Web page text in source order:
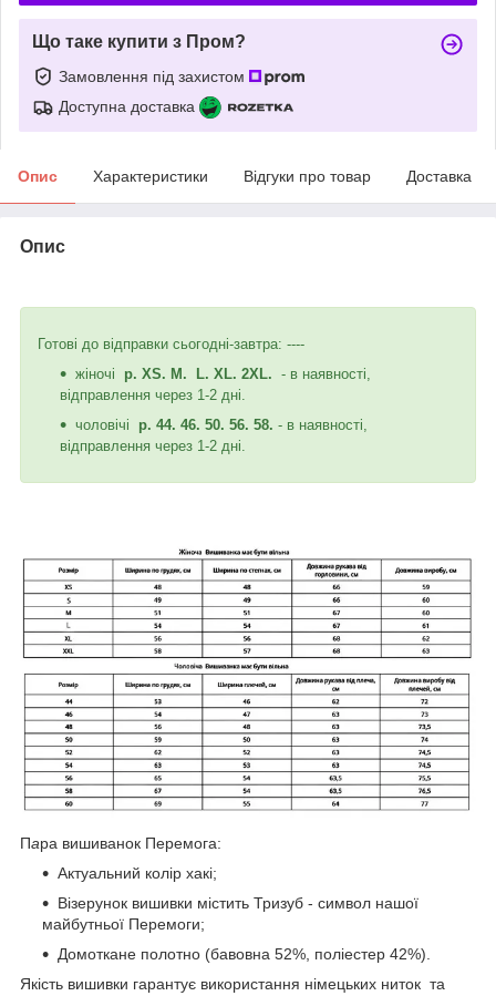
Що таке купити з Пром?
Замовлення під захистом
Доступна доставка
Опис Характеристики Відгуки про товар Доставка
Опис
Готові до відправки сьогодні-завтра: ----
жіночі
р. XS. M. L. XL. 2XL. - в наявності,
відправлення через 1-2 дні.
чоловічі р. 44. 46. 50. 56. 58. - в наявності,
відправлення через 1-2 дні.
Пара вишиванок Перемога:
Актуальний колір хакі;
Візерунок вишивки містить Тризуб - символ нашої
майбутньої Перемоги;
Домоткане полотно (бавовна 52%, поліестер 42%).
Якість вишивки гарантує використання німецьких ниток та